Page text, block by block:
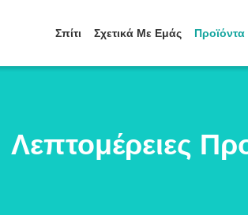
Σπίτι Σχετικά Με Εμάς Προϊόντα
Λεπτομέρειες